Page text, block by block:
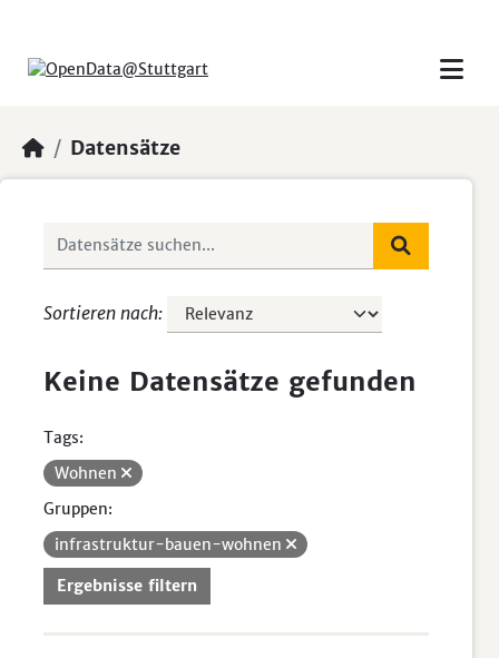
Datensätze
Sortieren nach
Keine Datensätze gefunden
Tags:
Wohnen
Gruppen:
infrastruktur-bauen-wohnen
Ergebnisse filtern